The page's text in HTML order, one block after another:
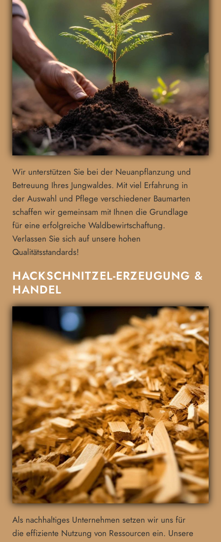
Wir unterstützen Sie bei der Neuanpflanzung und
Betreuung Ihres Jungwaldes. Mit viel Erfahrung in
der Auswahl und Pflege verschiedener Baumarten
schaffen wir gemeinsam mit Ihnen die Grundlage
für eine erfolgreiche Waldbewirtschaftung.
Verlassen Sie sich auf unsere hohen
Qualitätsstandards!
HACKSCHNITZEL-ERZEUGUNG &
HANDEL
Als nachhaltiges Unternehmen setzen wir uns für
die effiziente Nutzung von Ressourcen ein. Unsere